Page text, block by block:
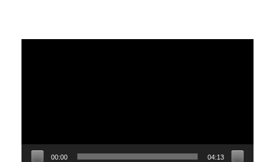
00:00 04:13